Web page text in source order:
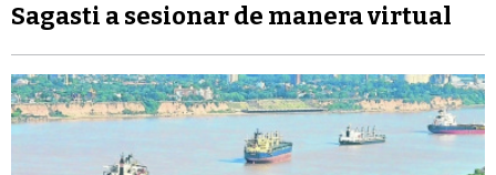
Sagasti a sesionar de manera virtual